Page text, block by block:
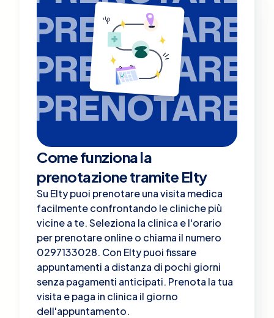
PRENOTARE
PRENOTARE
PRENOTARE
Come funziona la
prenotazione tramite Elty
Su Elty puoi prenotare una visita medica
facilmente confrontando le cliniche più
vicine a te. Seleziona la clinica e l'orario
per prenotare online o chiama il numero
0297133028. Con Elty puoi fissare
appuntamenti a distanza di pochi giorni
senza pagamenti anticipati. Prenota la tua
visita e paga in clinica il giorno
dell'appuntamento.